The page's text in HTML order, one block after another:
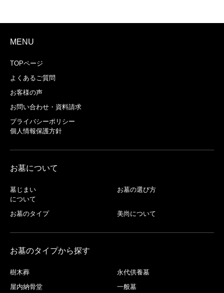
MENU
TOPページ
よくあるご質問
お客様の声
お問い合わせ・資料請求
プライバシーポリシー
個人情報保護方針
お墓について
墓じまい
について
お墓の選び方
お墓のタイプ 美尚について
お墓のタイプから探す
樹木葬
永代供養墓
屋内納骨堂
一般墓